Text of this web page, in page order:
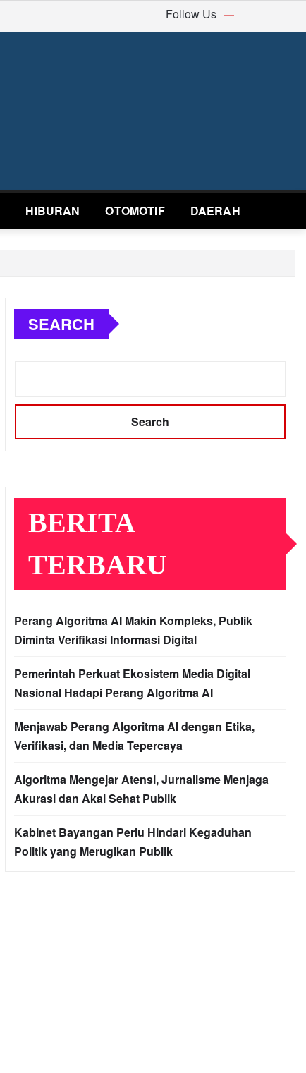
Follow Us
HIBURAN OTOMOTIF DAERAH
SEARCH
Search
BERITA
TERBARU
Perang Algoritma AI Makin Kompleks, Publik
Diminta Verifikasi Informasi Digital
Pemerintah Perkuat Ekosistem Media Digital
Nasional Hadapi Perang Algoritma AI
Menjawab Perang Algoritma AI dengan Etika,
Verifikasi, dan Media Tepercaya
Algoritma Mengejar Atensi, Jurnalisme Menjaga
Akurasi dan Akal Sehat Publik
Kabinet Bayangan Perlu Hindari Kegaduhan
Politik yang Merugikan Publik